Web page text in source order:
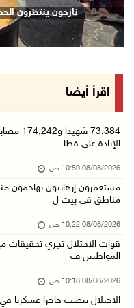
08/آب/2026 07:52 ص
تواصل انتهاكات الاحتلال
قوات الاحتلال تقتحم بيت
أسعار الغذاء العالمية عند
07/آب/2026 11:11 م
قوات الاحتلال تقتحم بيت
قوات الاحتلال تغلق
07/آب/2026 10:15 م
الاحتلال يعيق تنقل
نازحون ينتظرون
اقرأ أيضا
73,384
الإبادة على قطا
08/08/2026 10:50 ص
مستعمرون إرهابيون يهاجمون
مناطق في بيت ل
08/08/2026 10:22 ص
قوات الاحتلال تجري تحقيقات
المواطنين ف
08/08/2026 10:18 ص
الاحتلال ينصب حاجزا عسكريا